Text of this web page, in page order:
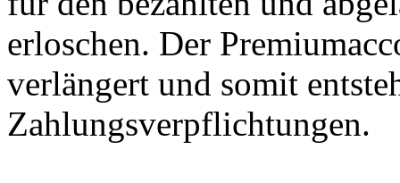
erloschen. Der
verlängert und somit
Zahlungsverpflichtungen.